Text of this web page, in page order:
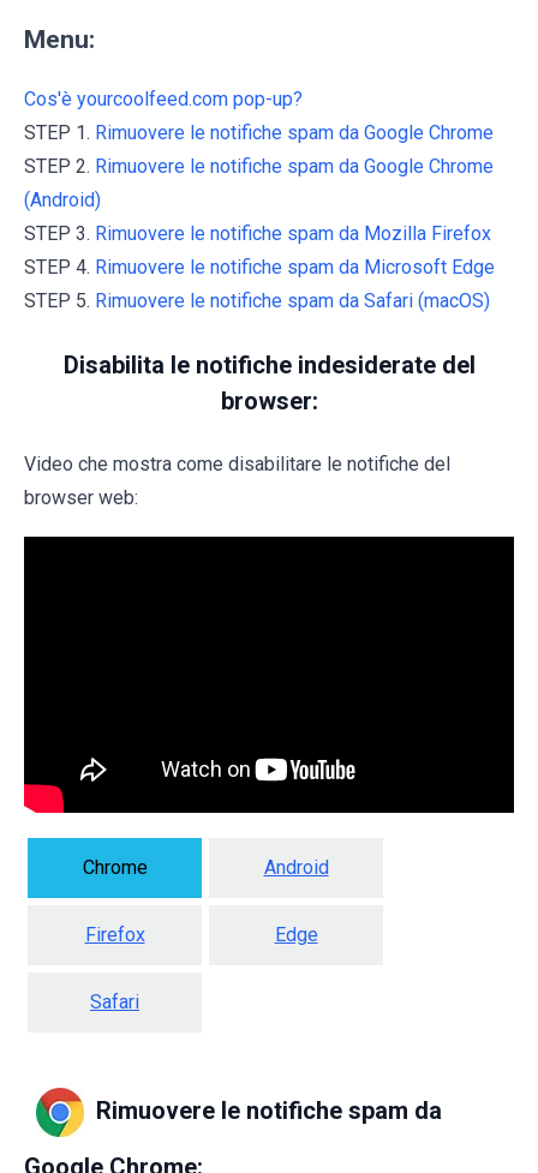
Menu:
Cos'è yourcoolfeed.com pop-up?
STEP 1. Rimuovere le notifiche spam da Google Chrome
STEP 2. Rimuovere le notifiche spam da Google Chrome
(Android)
STEP 3. Rimuovere le notifiche spam da Mozilla Firefox
STEP 4. Rimuovere le notifiche spam da Microsoft Edge
STEP 5. Rimuovere le notifiche spam da Safari (macOS)
Disabilita le notifiche indesiderate del
browser:
Video che mostra come disabilitare le notifiche del
browser web:
Chrome Android
Firefox Edge
Safari
Rimuovere le notifiche spam da
Google Chrome: